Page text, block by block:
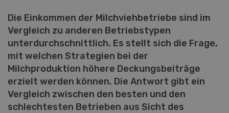
Die Einkommen der Milchviehbetriebe sind im
Vergleich zu anderen Betriebstypen
unterdurchschnittlich. Es stellt sich die Frage,
mit welchen Strategien bei der
Milchproduktion höhere Deckungsbeiträge
erzielt werden können. Die Antwort gibt ein
Vergleich zwischen den besten und den
schlechtesten Betrieben aus Sicht des